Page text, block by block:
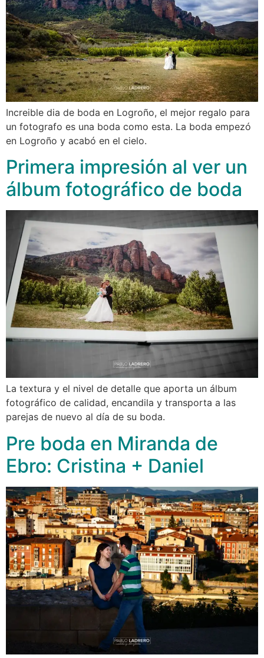
Increible dia de boda en Logroño, el mejor regalo para
un fotografo es una boda como esta. La boda empezó
en Logroño y acabó en el cielo.
Primera impresión al ver un
álbum fotográfico de boda
La textura y el nivel de detalle que aporta un álbum
fotográfico de calidad, encandila y transporta a las
parejas de nuevo al día de su boda.
Pre boda en Miranda de
Ebro: Cristina + Daniel